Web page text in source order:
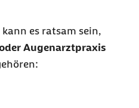
es ratsam sein,
Augenarztpraxis